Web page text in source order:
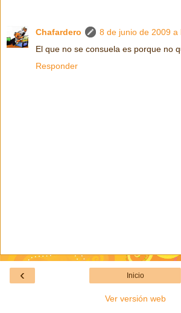
Chafardero
8 de junio de 2009 a
El que no se consuela es porque no
Responder
‹ Inicio
Ver versión web